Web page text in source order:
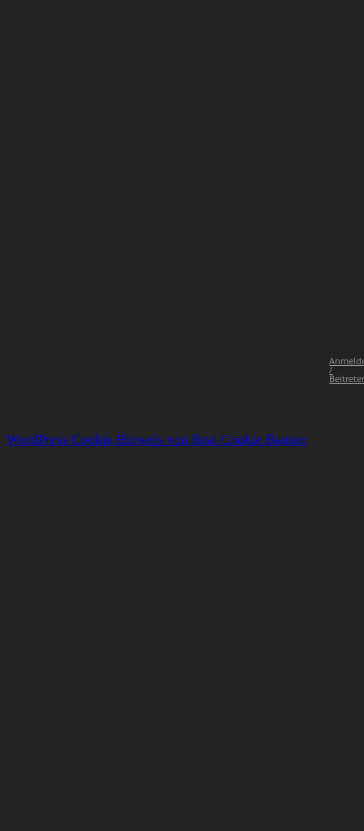
/
WordPress Cookie Hinweis von Real Cookie Banner